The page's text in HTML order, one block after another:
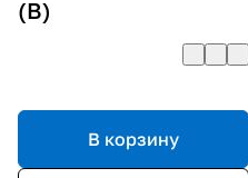
(B)
В корзину